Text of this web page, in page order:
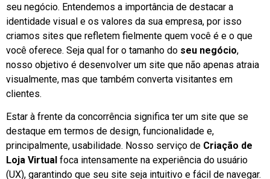
seu negócio. Entendemos a importância de destacar a
identidade visual e os valores da sua empresa, por isso
criamos sites que refletem fielmente quem você é e o que
você oferece. Seja qual for o tamanho do seu negócio,
nosso objetivo é desenvolver um site que não apenas atraia
visualmente, mas que também converta visitantes em
clientes.
Estar à frente da concorrência significa ter um site que se
destaque em termos de design, funcionalidade e,
principalmente, usabilidade. Nosso serviço de Criação de
Loja Virtual foca intensamente na experiência do usuário
(UX), garantindo que seu site seja intuitivo e fácil de navegar.